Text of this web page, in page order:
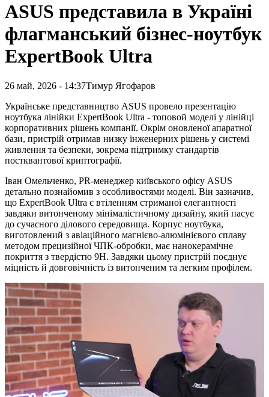
ASUS представила в Україні
флагманський бізнес-ноутбук
ExpertBook Ultra
26 май, 2026 - 14:37Тимур Ягофаров
Українське представництво ASUS провело презентацію
ноутбука лінійки ExpertBook Ultra - топовой моделі у лінійці
корпоративних рішень компанії. Окрім оновленої апаратної
бази, пристрій отримав низку інженерних рішень у системі
живлення та безпеки, зокрема підтримку стандартів
постквантової криптографії.
Іван Омельченко, PR-менеджер київського офісу ASUS
детально познайомив з особливостями моделі. Він зазначив,
що ExpertBook Ultra є втіленням стриманої елегантності
завдяки витонченому мінімалістичному дизайну, який пасує
до сучасного ділового середовища. Корпус ноутбука,
виготовлений з авіаційного магнієво-алюмінієвого сплаву
методом прецизійної ЧПК-обробки, має нанокерамічне
покриття з твердістю 9H. Завдяки цьому пристрій поєднує
міцність й довговічність із витонченим та легким профілем.